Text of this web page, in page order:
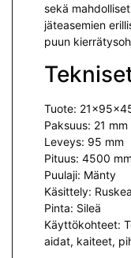
sekä
jäteasemien
puun
Tuote:
Paksuus: 21 mm
Leveys: 95 mm
Pituus: 4500 mm
Puulaji: Mänty
Käsittely:
Pinta: Sileä
Käyttökohteet:
aidat, kaiteet,